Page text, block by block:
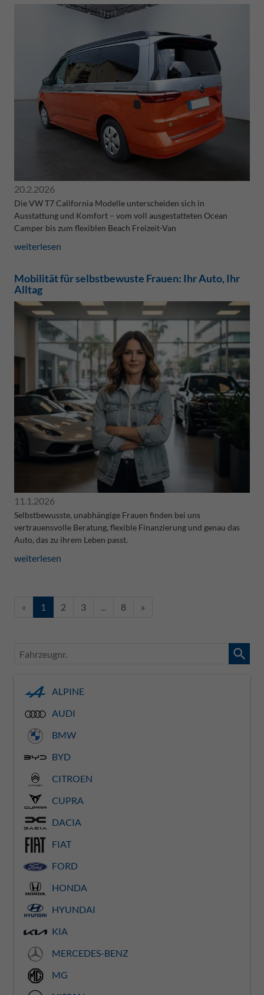
20.2.2026
Die VW T7 California Modelle unterscheiden sich in
Ausstattung und Komfort – vom voll ausgestatteten Ocean
Camper bis zum flexiblen Beach Freizeit-Van
weiterlesen
Mobilität für selbstbewuste Frauen: Ihr Auto, Ihr
Alltag
11.1.2026
Selbstbewusste, unabhängige Frauen finden bei uns
vertrauensvolle Beratung, flexible Finanzierung und genau das
Auto, das zu ihrem Leben passt.
weiterlesen
« 1 2 3 8 »
Fahrzeugnr.
ALPINE
AUDI
BMW
BYD
CITROEN
CUPRA
DACIA
FIAT
FORD
HONDA
HYUNDAI
KIA
MERCEDES-BENZ
MG